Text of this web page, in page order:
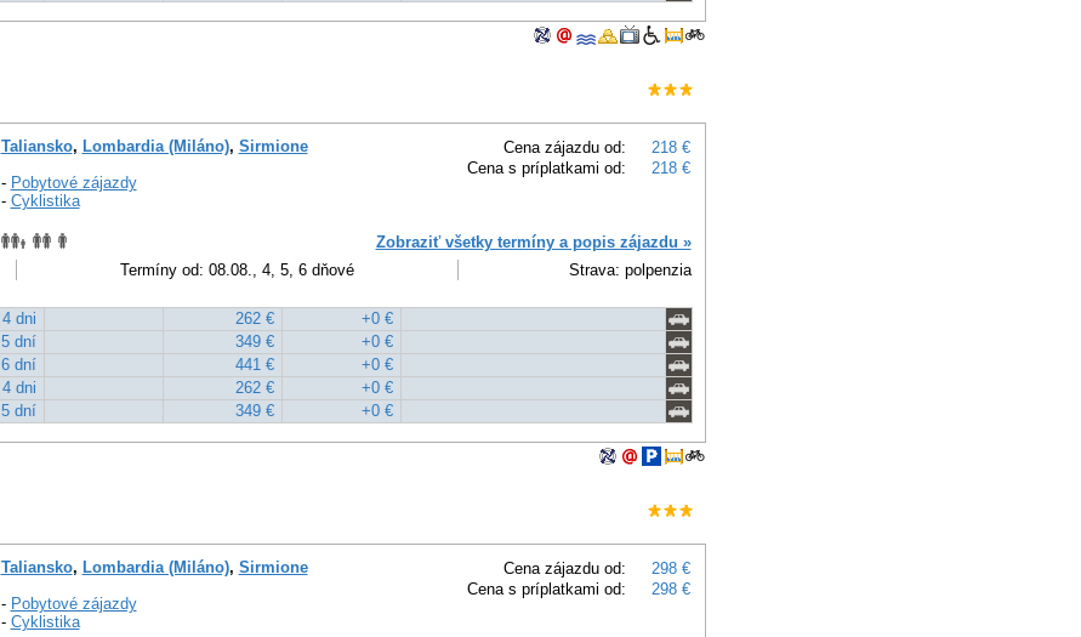
Cena zájazdu od:
218 €
Cena s príplatkami od:
218 €
Taliansko, Lombardia (Miláno), Sirmione
- Pobytové zájazdy
- Cyklistika
Zobraziť všetky termíny a popis zájazdu »
Termíny od: 08.08., 4, 5, 6 dňové Strava: polpenzia
4 dni 262 €
+0 €
5 dní 349 €
+0 €
6 dní 441 €
+0 €
4 dni 262 €
+0 €
5 dní 349 € +0 €
Cena zájazdu od:
298 €
Cena s príplatkami od:
298 €
Taliansko, Lombardia (Miláno), Sirmione
- Pobytové zájazdy
- Cyklistika